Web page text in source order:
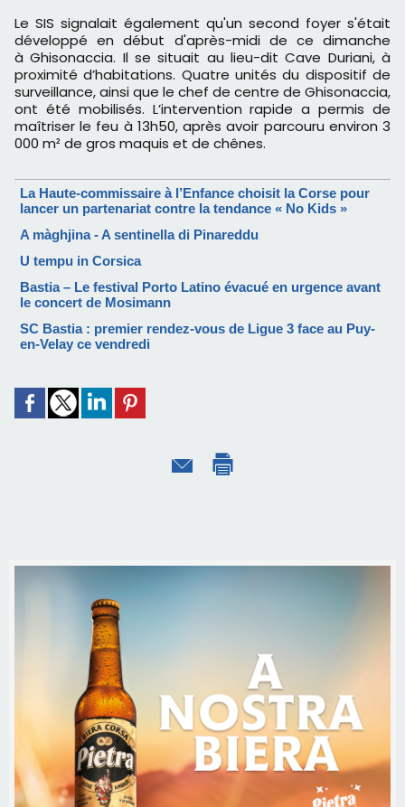
Le SIS signalait également qu'un second foyer s'était
développé en début d'après-midi de ce dimanche
à Ghisonaccia. Il se situait au lieu-dit Cave Duriani, à
proximité d’habitations. Quatre unités du dispositif de
surveillance, ainsi que le chef de centre de Ghisonaccia,
ont été mobilisés. L’intervention rapide a permis de
maîtriser le feu à 13h50, après avoir parcouru environ 3
000 m² de gros maquis et de chênes.
La Haute-commissaire à l’Enfance choisit la Corse pour
lancer un partenariat contre la tendance « No Kids »
A màghjina - A sentinella di Pinareddu
U tempu in Corsica
Bastia – Le festival Porto Latino évacué en urgence avant
le concert de Mosimann
SC Bastia : premier rendez-vous de Ligue 3 face au Puy-
en-Velay ce vendredi